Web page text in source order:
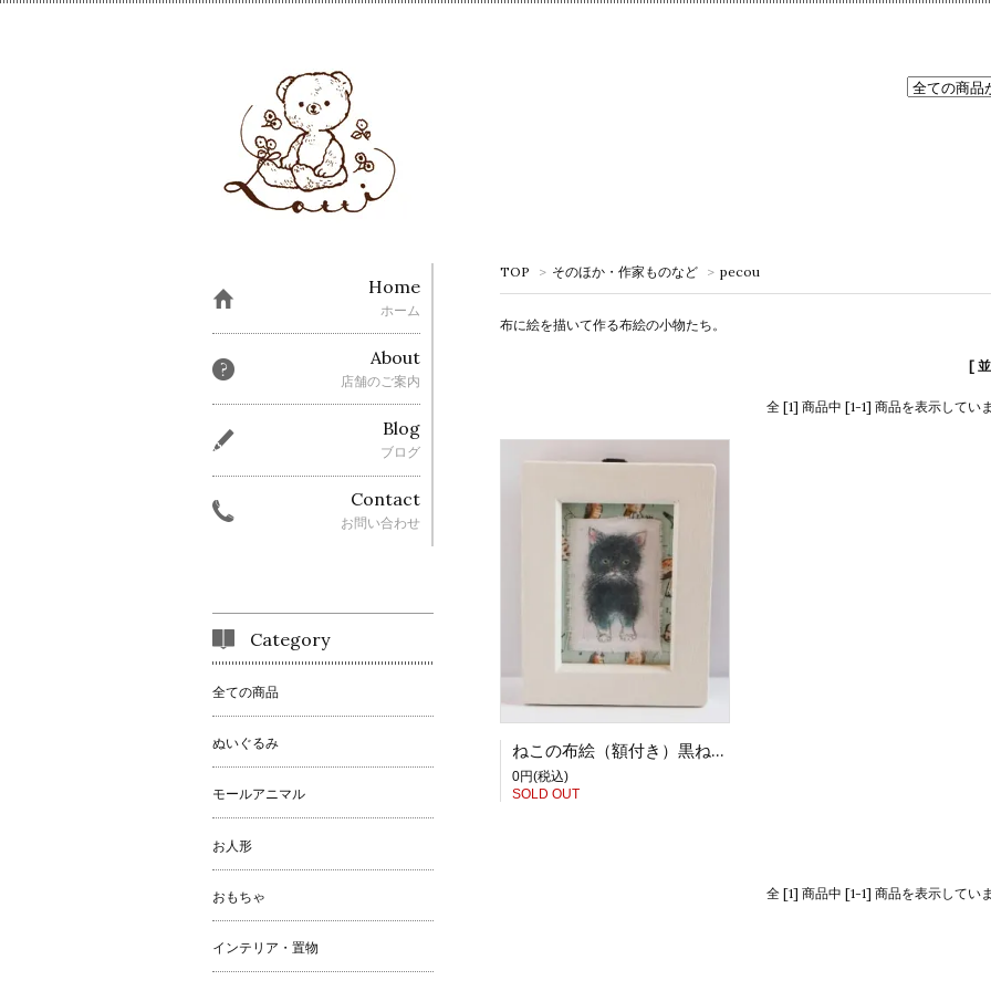
TOP > そのほか・作家ものなど > pecou
布に絵を描いて作る布絵の小物たち。
[
全 [1] 商品中 [1-1] 商品を表示してい
ねこの布絵（額付き）黒ねこ白たび 【pecou】
0円(税込)
SOLD OUT
全 [1] 商品中 [1-1] 商品を表示してい
Home
ホーム
About
店舗のご案内
Blog
ブログ
Contact
お問い合わせ
Category
全ての商品
ぬいぐるみ
モールアニマル
お人形
おもちゃ
インテリア・置物